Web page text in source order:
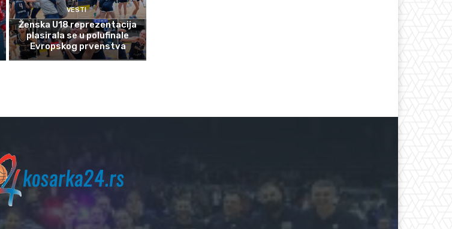
VESTI
Ženska U18 reprezentacija
plasirala se u polufinale
Evropskog prvenstva